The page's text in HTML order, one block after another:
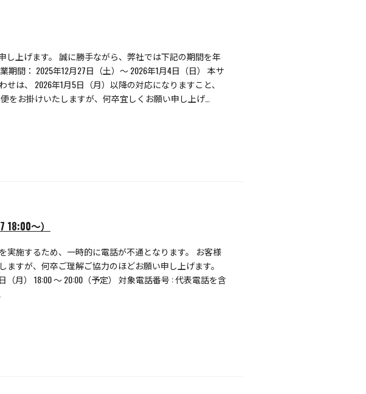
し上げます。 誠に勝手ながら、弊社では下記の期間を年
間： 2025年12月27日（土）～ 2026年1月4日（日） 本サ
は、 2026年1月5日（月）以降の対応になりますこと、
をお掛けいたしますが、何卒宜しくお願い申し上げ…
～）
実施するため、一時的に電話が不通となります。 お客様
ますが、何卒ご理解ご協力のほどお願い申し上げます。
月） 18:00 〜 20:00（予定） 対象電話番号 : 代表電話を含